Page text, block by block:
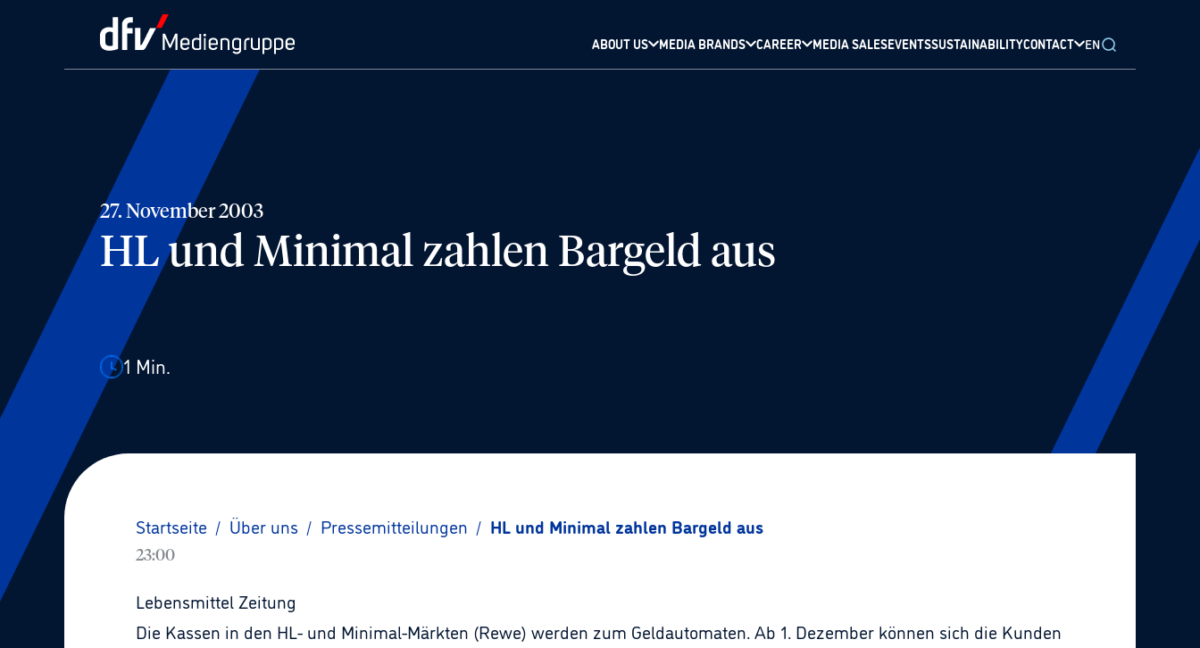
ABOUT US MEDIA BRANDS CAREER MEDIA SALESEVENTSSUSTAINABILITYCONTACT EN
27. November 2003
HL und Minimal zahlen Bargeld aus
1 Min.
Startseite / Über uns / Pressemitteilungen / HL und Minimal zahlen Bargeld aus
23:00
Lebensmittel Zeitung
Die Kassen in den HL- und Minimal-Märkten (Rewe) werden zum Geldautomaten. Ab 1. Dezember können sich die Kunden